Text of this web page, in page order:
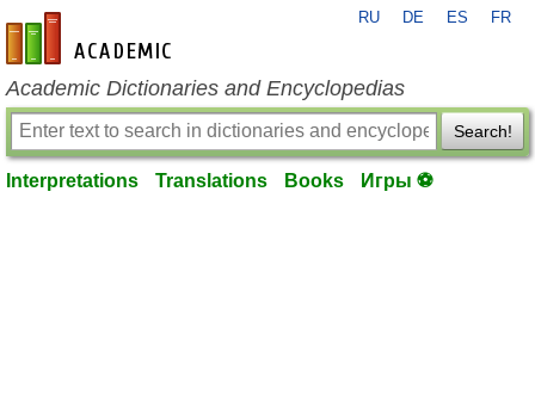
en-academic.com
RU DE ES FR
Academic Dictionaries and Encyclopedias
Search!
Interpretations Translations Books Игры ⚽